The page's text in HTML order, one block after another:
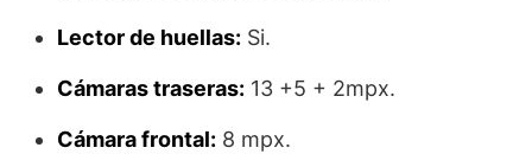
Lector de huellas: Si.
Cámaras traseras: 13 +5 + 2mpx.
Cámara frontal: 8 mpx.